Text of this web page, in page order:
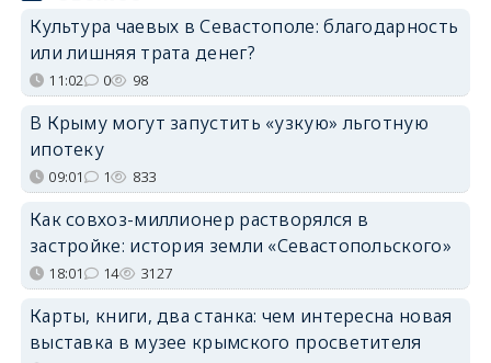
Культура чаевых в Севастополе: благодарность
или лишняя трата денег?
11:02 0 98
В Крыму могут запустить «узкую» льготную
ипотеку
09:01 1 833
Как совхоз-миллионер растворялся в
застройке: история земли «Севастопольского»
18:01 14 3127
Карты, книги, два станка: чем интересна новая
выставка в музее крымского просветителя